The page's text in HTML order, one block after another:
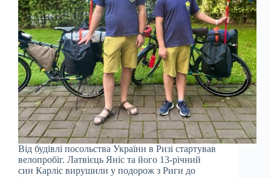
Від будівлі посольства України в Ризі стартував
велопробіг. Латвієць Яніс та його 13-річний
син Карліс вирушили у подорож з Риги до